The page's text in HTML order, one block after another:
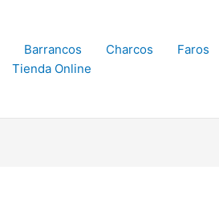
Barrancos Charcos Faros
Tienda Online